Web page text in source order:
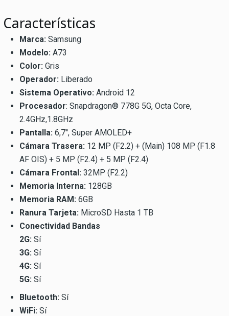
Características
Marca: Samsung
Modelo: A73
Color: Gris
Operador: Liberado
Sistema Operativo: Android 12
Procesador: Snapdragon® 778G 5G, Octa Core,
2.4GHz,1.8GHz
Pantalla: 6,7'', Super AMOLED+
Cámara Trasera: 12 MP (F2.2) + (Main) 108 MP (F1.8
AF OIS) + 5 MP (F2.4) + 5 MP (F2.4)
Cámara Frontal: 32MP (F2.2)
Memoria Interna: 128GB
Memoria RAM: 6GB
Ranura Tarjeta: MicroSD Hasta 1 TB
Conectividad Bandas
2G: Sí
3G: Sí
4G: Sí
5G: Sí
Bluetooth: Sí
WiFi: Sí